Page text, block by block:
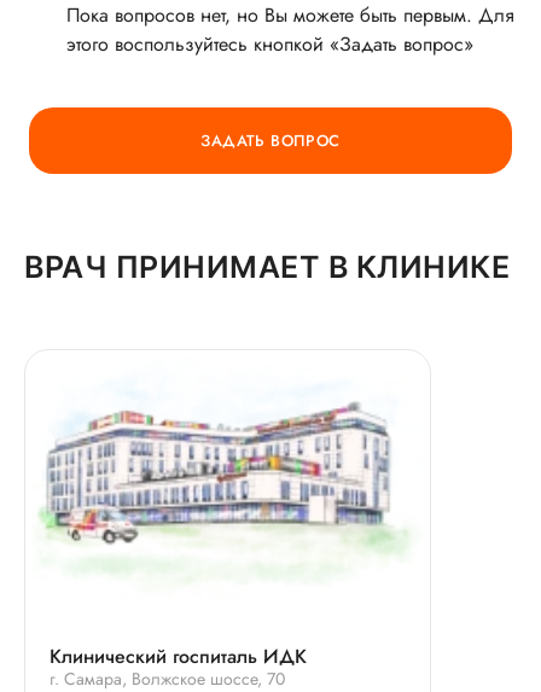
ГОРЯЧАЯ ЛИНИЯ КАЧЕСТВА
Пока вопросов нет, но Вы можете быть первым. Для
этого воспользуйтесь кнопкой «Задать вопрос»
ЗАДАТЬ ВОПРОС
ВРАЧ ПРИНИМАЕТ В КЛИНИКЕ
Клинический госпиталь ИДК
г. Самара, Волжское шоссе, 70